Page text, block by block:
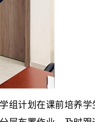
计划在课前培养学